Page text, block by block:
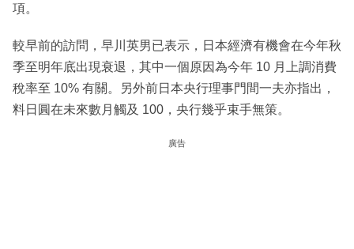
項。
較早前的訪問，早川英男已表示，日本經濟有機會在今年秋
季至明年底出現衰退，其中一個原因為今年 10 月上調消費
稅率至 10% 有關。另外前日本央行理事門間一夫亦指出，
料日圓在未來數月觸及 100，央行幾乎束手無策。
廣告